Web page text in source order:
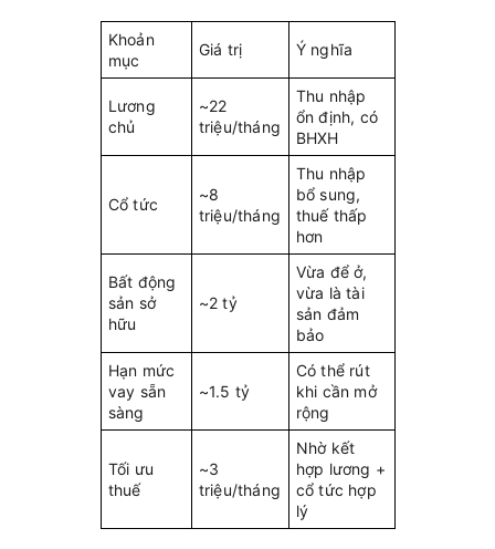
Khoản
mục
Giá trị Ý nghĩa
Lương
chủ
~22
triệu/tháng
Thu nhập
ổn định, có
BHXH
Cổ tức
~8
triệu/tháng
Thu nhập
bổ sung,
thuế thấp
hơn
Bất động
sản sở
hữu
~2 tỷ
Vừa để ở,
vừa là tài
sản đảm
bảo
Hạn mức
vay sẵn
sàng
~1.5 tỷ
Có thể rút
khi cần mở
rộng
Tối ưu
thuế
~3
triệu/tháng
Nhờ kết
hợp lương +
cổ tức hợp
lý